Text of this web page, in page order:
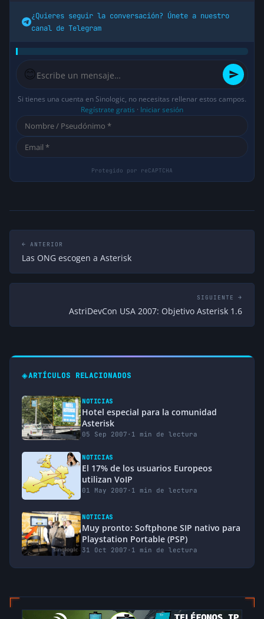
¿Quieres seguir la conversación? Únete a nuestro
canal de Telegram
😊
Si tienes una cuenta en Sinologic, no necesitas rellenar estos campos.
Regístrate gratis · Iniciar sesión
← ANTERIOR
Las ONG escogen a Asterisk
SIGUIENTE →
AstriDevCon USA 2007: Objetivo Asterisk 1.6
◈ARTÍCULOS RELACIONADOS
NOTICIAS
Hotel especial para la comunidad
Asterisk
05 Sep 2007 · 1 min de lectura
NOTICIAS
El 17% de los usuarios Europeos
utilizan VoIP
01 May 2007 · 1 min de lectura
NOTICIAS
Muy pronto: Softphone SIP nativo para
Playstation Portable (PSP)
31 Oct 2007 · 1 min de lectura